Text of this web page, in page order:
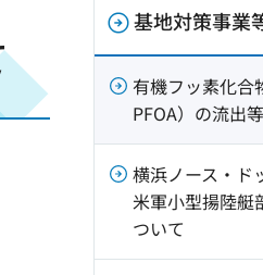
基地対策事業
有機フッ素化合
PFOA）の流出
横浜ノース・ド
米軍小型揚陸艇
ついて